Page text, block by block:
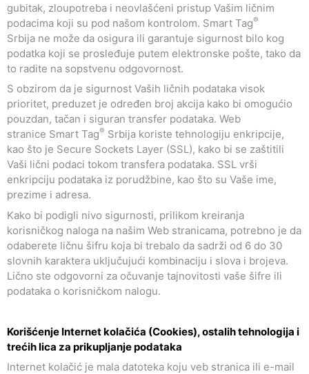
gubitak, zloupotreba i neovlašćeni pristup Vašim ličnim
podacima koji su pod našom kontrolom. Smart Tag®
Srbija ne može da osigura ili garantuje sigurnost bilo kog
podatka koji se prosleđuje putem elektronske pošte, tako da
to radite na sopstvenu odgovornost.
S obzirom da je sigurnost Vaših ličnih podataka visok
prioritet, preduzet je određen broj akcija kako bi omogućio
pouzdan, tačan i siguran transfer podataka. Web
stranice Smart Tag® Srbija koriste tehnologiju enkripcije,
kao što je Secure Sockets Layer (SSL), kako bi se zaštitili
Vaši lični podaci tokom transfera podataka. SSL vrši
enkripciju podataka iz porudžbine, kao što su Vaše ime,
prezime i adresa.
Kako bi podigli nivo sigurnosti, prilikom kreiranja
korisničkog naloga na našim Web stranicama, potrebno je da
odaberete ličnu šifru koja bi trebalo da sadrži od 6 do 30
slovnih karaktera uključujući kombinaciju i slova i brojeva.
Lično ste odgovorni za očuvanje tajnovitosti vaše šifre ili
podataka o korisničkom nalogu.
Korišćenje Internet kolačića (Cookies), ostalih tehnologija i
trećih lica za prikupljanje podataka
Internet kolačić je mala datoteka koju veb stranica ili e-mail